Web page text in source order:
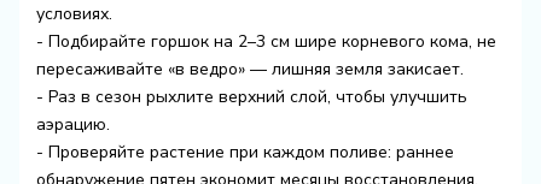
условиях.
- Подбирайте горшок на 2–3 см шире корневого кома, не
пересаживайте «в ведро» — лишняя земля закисает.
- Раз в сезон рыхлите верхний слой, чтобы улучшить
аэрацию.
- Проверяйте растение при каждом поливе: раннее